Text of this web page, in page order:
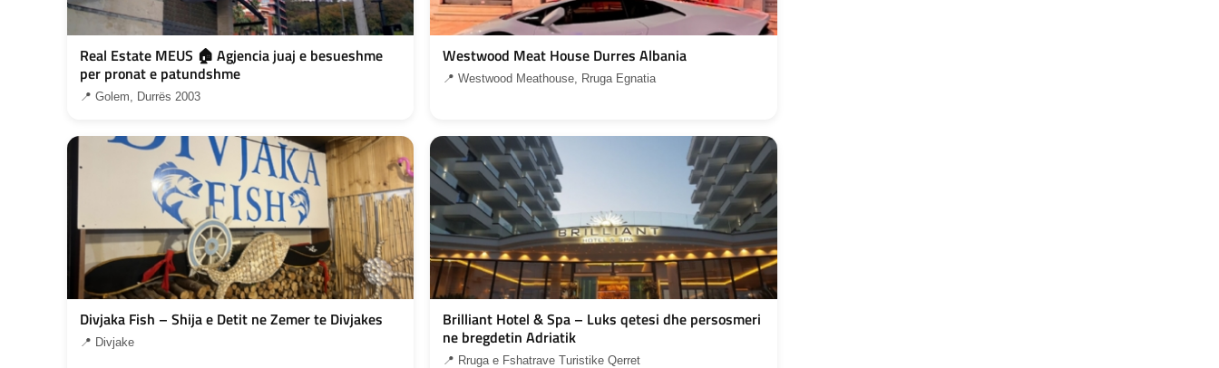
Real Estate MEUS 🏠 Agjencia juaj e besueshme
per pronat e patundshme
📍 Golem, Durrës 2003
Westwood Meat House Durres Albania
📍 Westwood Meathouse, Rruga Egnatia
Divjaka Fish – Shija e Detit ne Zemer te Divjakes
📍 Divjake
Brilliant Hotel & Spa – Luks qetesi dhe persosmeri
ne bregdetin Adriatik
📍 Rruga e Fshatrave Turistike Qerret